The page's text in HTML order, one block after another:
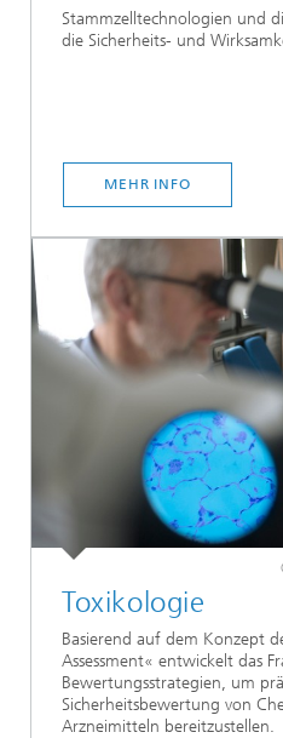
Stammzelltechnologien und
die Sicherheits- und
MEHR INFO
Toxikologie
Basierend auf dem Konzept
Assessment« entwickelt das
Bewertungsstrategien, um
Sicherheitsbewertung von
Arzneimitteln bereitzustellen.